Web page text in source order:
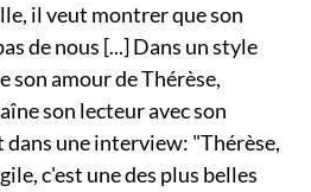
il veut montrer que son
de nous [...] Dans un style
son amour de Thérèse,
son lecteur avec son
une interview: "Thérèse,
c'est une des plus belles